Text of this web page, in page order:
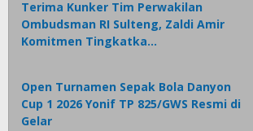
Terima Kunker Tim Perwakilan
Ombudsman RI Sulteng, Zaldi Amir
Komitmen Tingkatka…
Open Turnamen Sepak Bola Danyon
Cup 1 2026 Yonif TP 825/GWS Resmi di
Gelar